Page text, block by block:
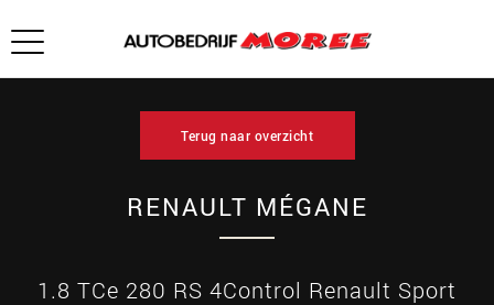
Terug naar overzicht
RENAULT MÉGANE
1.8 TCe 280 RS 4Control Renault Sport